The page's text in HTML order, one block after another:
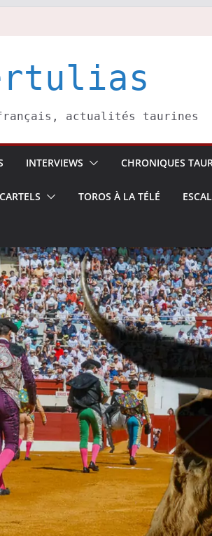
actualités taurines
INTERVIEWS CHRONIQUES
CARTELS TOROS À LA TÉLÉ